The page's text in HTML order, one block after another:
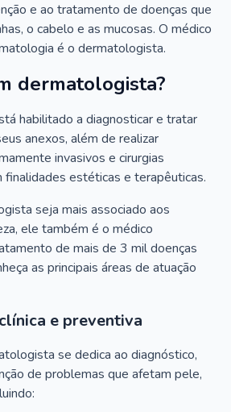
e ao tratamento de doenças que
o cabelo e as mucosas. O médico
é o dermatologista.
dermatologista?
habilitado a diagnosticar e tratar
anexos, além de realizar
invasivos e cirurgias
finalidades estéticas e terapêuticas.
seja mais associado aos
ele também é o médico
de mais de 3 mil doenças
as principais áreas de atuação
e preventiva
se dedica ao diagnóstico,
de problemas que afetam pele,